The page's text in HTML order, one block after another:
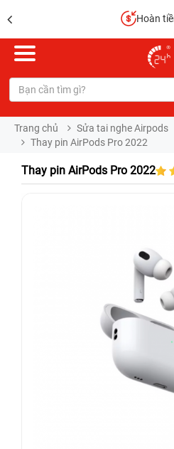
Hoàn
Trang chủ Sửa tai nghe Airpods
Thay pin AirPods Pro 2022
Thay pin AirPods Pro 2022